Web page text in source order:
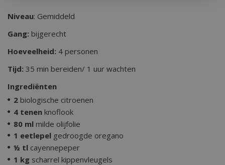
Niveau: Gemiddeld
Gang: bijgerecht
Hoeveelheid: 4 personen
Tijd: 35 min bereiden/ 1 uur wachten
Ingrediënten
2 biologische citroenen
4 tenen knoflook
80 ml milde olijfolie
1 eetlepel gedroogde oregano
½ tl cayennepeper
1 kg scharrel kippenvleugels